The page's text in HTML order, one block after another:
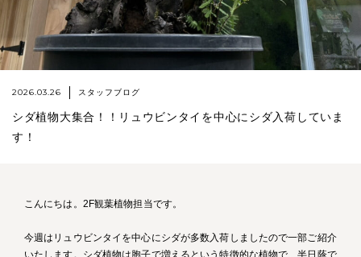
2026.03.26 スタッフブログ
シダ植物大集合！！リュウビンタイを中心にシダ入荷していま
す！
こんにちは。2F観葉植物担当です。
今週はリュウビンタイを中心にシダが多数入荷しましたので一部ご紹介